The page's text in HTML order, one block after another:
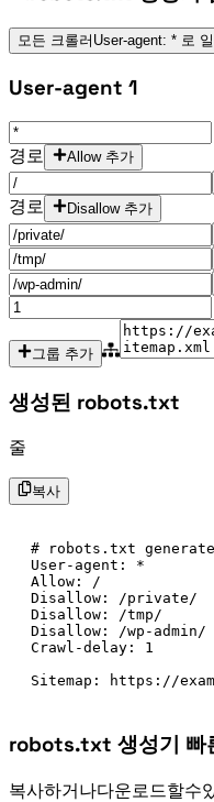
모든 크롤러 User-agent: * 로
User-agent 1
Allow 경로 Allow 추가
Disallow 경로 Disallow 추가
그룹 추가
생성된 robots.txt
9줄
복사
# robots.txt
User-agent: *
Allow: /
Disallow: /private/
Disallow: /tmp/
Disallow: /wp-admin/
Crawl-delay: 1
Sitemap: https://
robots.txt 생성기 빠
복사하거나 다운로드할 수